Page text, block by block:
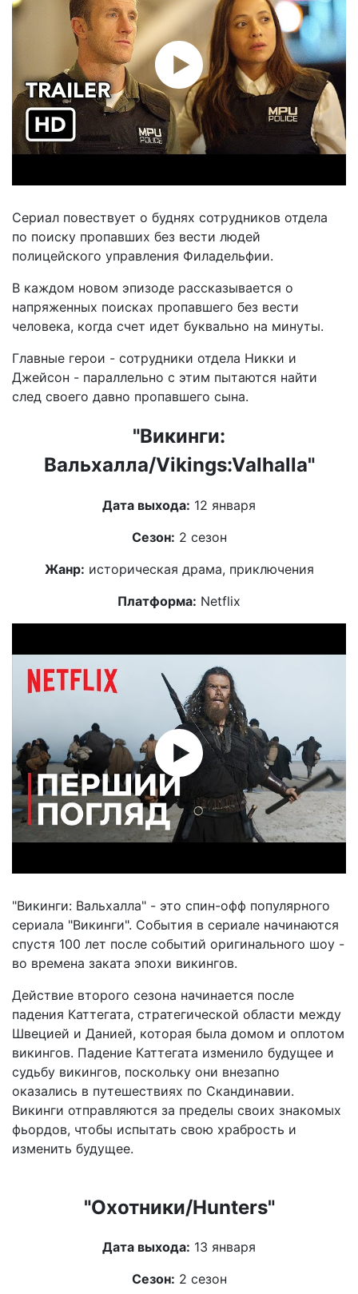
Сериал повествует о буднях сотрудников отдела
по поиску пропавших без вести людей
полицейского управления Филадельфии.
В каждом новом эпизоде рассказывается о
напряженных поисках пропавшего без вести
человека, когда счет идет буквально на минуты.
Главные герои - сотрудники отдела Никки и
Джейсон - параллельно с этим пытаются найти
след своего давно пропавшего сына.
"Викинги:
Вальхалла/Vikings:Valhalla"
Дата выхода: 12 января
Сезон: 2 сезон
Жанр: историческая драма, приключения
Платформа: Netflix
"Викинги: Вальхалла" - это спин-офф популярного
сериала "Викинги". События в сериале начинаются
спустя 100 лет после событий оригинального шоу -
во времена заката эпохи викингов.
Действие второго сезона начинается после
падения Каттегата, стратегической области между
Швецией и Данией, которая была домом и оплотом
викингов. Падение Каттегата изменило будущее и
судьбу викингов, поскольку они внезапно
оказались в путешествиях по Скандинавии.
Викинги отправляются за пределы своих знакомых
фьордов, чтобы испытать свою храбрость и
изменить будущее.
"Охотники/Hunters"
Дата выхода: 13 января
Сезон: 2 сезон